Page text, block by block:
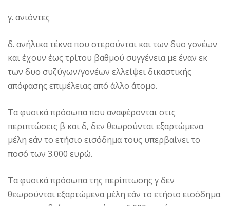
γ. ανιόντες
δ. ανήλικα τέκνα που στερούνται και των δυο γονέων
και έχουν έως τρίτου βαθμού συγγένεια με έναν εκ
των δυο συζύγων/γονέων ελλείψει δικαστικής
απόφασης επιμέλειας από άλλο άτομο.
Τα φυσικά πρόσωπα που αναφέρονται στις
περιπτώσεις β και δ, δεν θεωρούνται εξαρτώμενα
μέλη εάν το ετήσιο εισόδημα τους υπερβαίνει το
ποσό των 3.000 ευρώ.
Τα φυσικά πρόσωπα της περίπτωσης γ δεν
θεωρούνται εξαρτώμενα μέλη εάν το ετήσιο εισόδημα